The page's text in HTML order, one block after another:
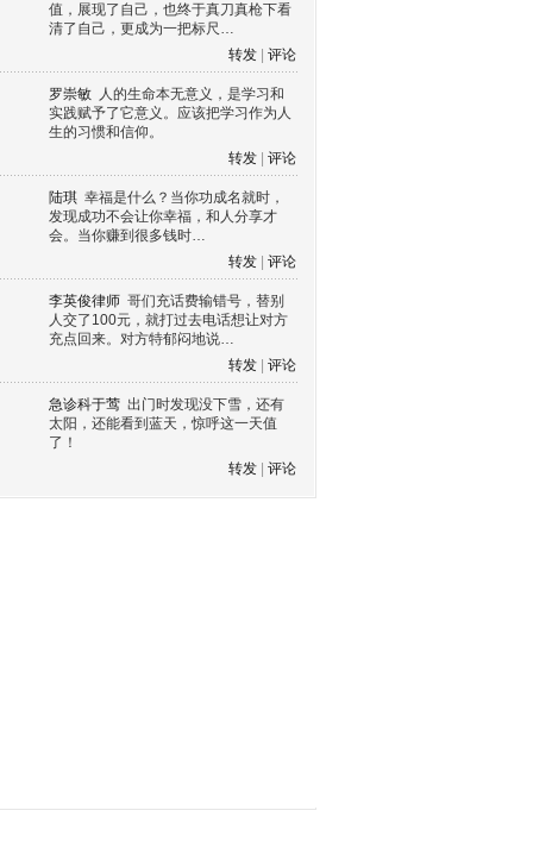
值，展现了自己，也终于真刀真枪下看
清了自己，更成为一把标尺…
转发
评论
罗崇敏 人的生命本无意义，是学习和
实践赋予了它意义。应该把学习作为人
生的习惯和信仰。
转发
评论
陆琪 幸福是什么？当你功成名就时，
发现成功不会让你幸福，和人分享才
会。当你赚到很多钱时…
转发
评论
李英俊律师 哥们充话费输错号，替别
人交了100元，就打过去电话想让对方
充点回来。对方特郁闷地说…
转发
评论
急诊科于莺 出门时发现没下雪，还有
太阳，还能看到蓝天，惊呼这一天值
了！
转发
评论